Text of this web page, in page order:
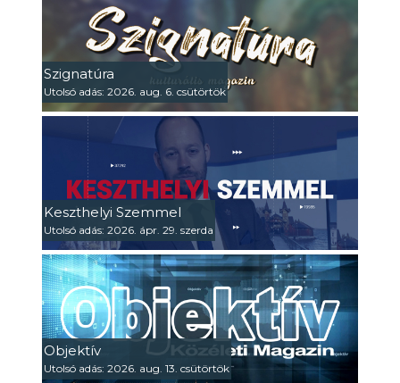
Szignatúra
Utolsó adás: 2026. aug. 6. csütörtök
Keszthelyi Szemmel
Utolsó adás: 2026. ápr. 29. szerda
Objektív
Utolsó adás: 2026. aug. 13. csütörtök